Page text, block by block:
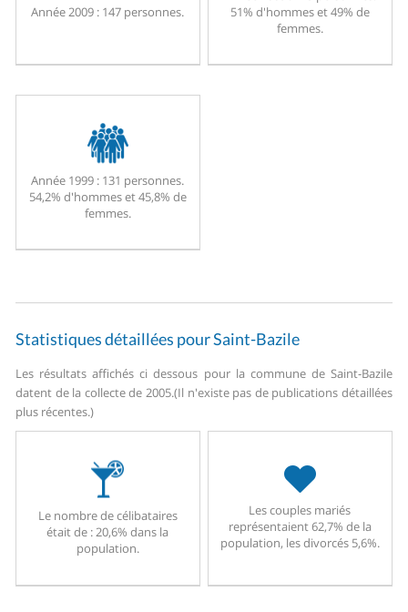
Année 2009 : 147 personnes.
51% d'hommes et 49% de
femmes.
Année 1999 : 131 personnes.
54,2% d'hommes et 45,8% de
femmes.
Statistiques détaillées pour Saint-Bazile
Les résultats affichés ci dessous pour la commune de Saint-Bazile
datent de la collecte de 2005.(Il n'existe pas de publications détaillées
plus récentes.)
Le nombre de célibataires
était de : 20,6% dans la
population.
Les couples mariés
représentaient 62,7% de la
population, les divorcés 5,6%.